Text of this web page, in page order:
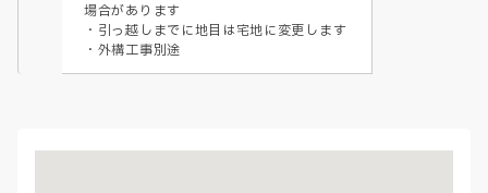
場合があります
・引っ越しまでに地目は宅地に変更します
・外構工事別途